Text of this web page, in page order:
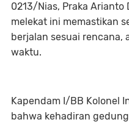
0213/Nias, Praka Arianto
melekat ini memastikan
berjalan sesuai rencana,
waktu.
Kapendam I/BB Kolonel
bahwa kehadiran